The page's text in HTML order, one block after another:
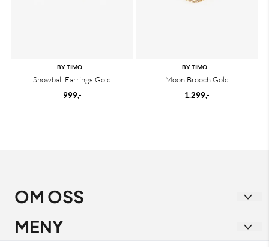
BY TIMO
Snowball Earrings Gold
999,-
BY TIMO
Moon Brooch Gold
1.299,-
OM OSS
Vakre Vene
Strandgata 1
MENY